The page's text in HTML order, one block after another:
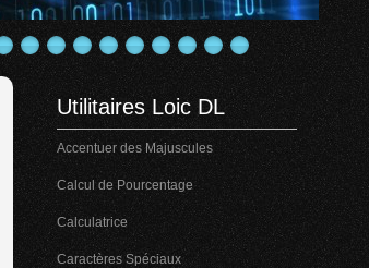
Utilitaires Loic DL
Accentuer des Majuscules
Calcul de Pourcentage
Calculatrice
Caractères Spéciaux